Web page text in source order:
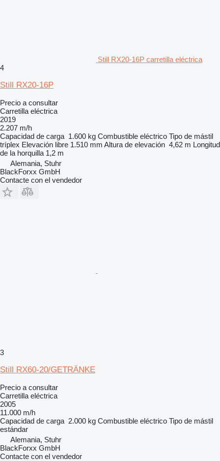
Still RX20-16P carretilla eléctrica
4
Still RX20-16P
Precio a consultar
Carretilla eléctrica
2019
2.207 m/h
Capacidad de carga 1.600 kg Combustible eléctrico Tipo de mástil
tríplex Elevación libre 1.510 mm Altura de elevación 4,62 m Longitud
de la horquilla 1,2 m
Alemania, Stuhr
BlackForxx GmbH
Contacte con el vendedor
3
Still RX60-20/GETRÄNKE
Precio a consultar
Carretilla eléctrica
2005
11.000 m/h
Capacidad de carga 2.000 kg Combustible eléctrico Tipo de mástil
estándar
Alemania, Stuhr
BlackForxx GmbH
Contacte con el vendedor